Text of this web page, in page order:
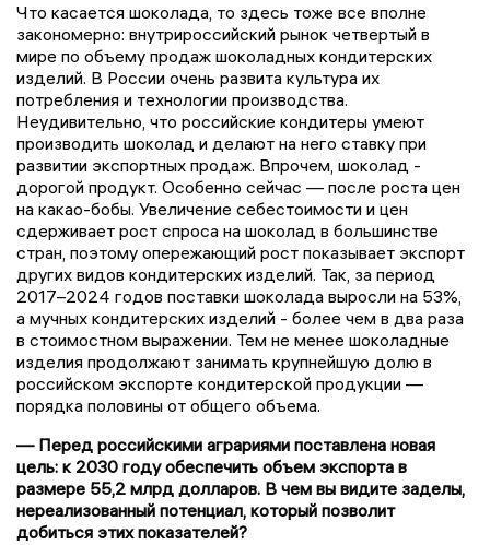
Что касается шоколада, то здесь тоже все вполне
закономерно: внутрироссийский рынок четвертый в
мире по объему продаж шоколадных кондитерских
изделий. В России очень развита культура их
потребления и технологии производства.
Неудивительно, что российские кондитеры умеют
производить шоколад и делают на него ставку при
развитии экспортных продаж. Впрочем, шоколад -
дорогой продукт. Особенно сейчас — после роста цен
на какао-бобы. Увеличение себестоимости и цен
сдерживает рост спроса на шоколад в большинстве
стран, поэтому опережающий рост показывает экспорт
других видов кондитерских изделий. Так, за период
2017–2024 годов поставки шоколада выросли на 53%,
а мучных кондитерских изделий - более чем в два раза
в стоимостном выражении. Тем не менее шоколадные
изделия продолжают занимать крупнейшую долю в
российском экспорте кондитерской продукции —
порядка половины от общего объема.
— Перед российскими аграриями поставлена новая
цель: к 2030 году обеспечить объем экспорта в
размере 55,2 млрд долларов. В чем вы видите заделы,
нереализованный потенциал, который позволит
добиться этих показателей?